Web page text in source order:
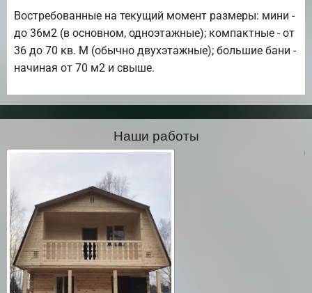
Востребованные на текущий момент размеры: мини -
до 36м2 (в основном, одноэтажные); компактные - от
36 до 70 кв. М (обычно двухэтажные); большие бани -
начиная от 70 м2 и свыше.
Наши работы